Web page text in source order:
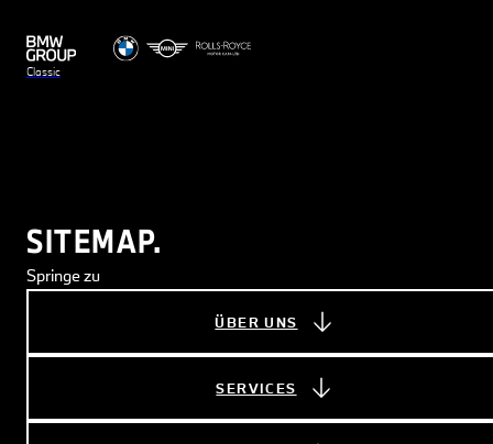
Classic
SITEMAP.
Springe zu
ÜBER UNS
SERVICES